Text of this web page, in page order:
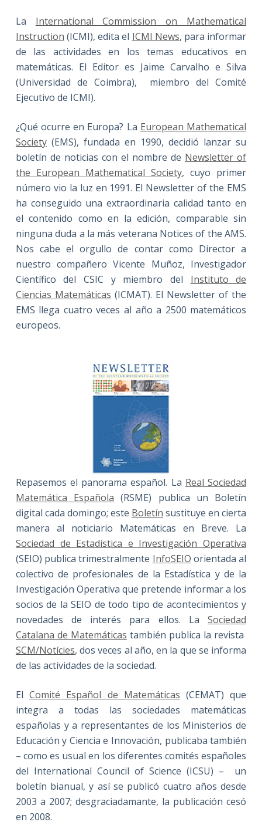
La International Commission on Mathematical
Instruction (ICMI), edita el ICMI News, para informar
de las actividades en los temas educativos en
matemáticas. El Editor es Jaime Carvalho e Silva
(Universidad de Coimbra), miembro del Comité
Ejecutivo de ICMI).
¿Qué ocurre en Europa? La European Mathematical
Society(EMS), fundada en 1990, decidió lanzar su
boletín de noticias con el nombre de Newsletter of
the European Mathematical Society, cuyo primer
número vio la luz en 1991. El Newsletter of the EMS
ha conseguido una extraordinaria calidad tanto en
el contenido como en la edición, comparable sin
ninguna duda a la más veterana Notices of the AMS.
Nos cabe el orgullo de contar como Director a
nuestro compañero Vicente Muñoz, Investigador
Científico del CSIC y miembro del Instituto de
Ciencias Matemáticas (ICMAT). El Newsletter of the
EMS llega cuatro veces al año a 2500 matemáticos
europeos.
Repasemos el panorama español. La Real Sociedad
Matemática Española (RSME) publica un Boletín
digital cada domingo; este Boletín sustituye en cierta
manera al noticiario Matemáticas en Breve. La
Sociedad de Estadística e Investigación Operativa
(SEIO) publica trimestralmente InfoSEIO orientada al
colectivo de profesionales de la Estadística y de la
Investigación Operativa que pretende informar a los
socios de la SEIO de todo tipo de acontecimientos y
novedades de interés para ellos. LaSociedad
Catalana de Matemáticas también publica la revista
SCM/Notícies, dos veces al año, en la que se informa
de las actividades de la sociedad.
ElComité Español de Matemáticas (CEMAT) que
integra a todas las sociedades matemáticas
españolas y a representantes de los Ministerios de
Educación y Ciencia e Innovación, publicaba también
– como es usual en los diferentes comités españoles
del International Council of Science (ICSU) – un
boletín bianual, y así se publicó cuatro años desde
2003 a 2007; desgraciadamante, la publicación cesó
en 2008.